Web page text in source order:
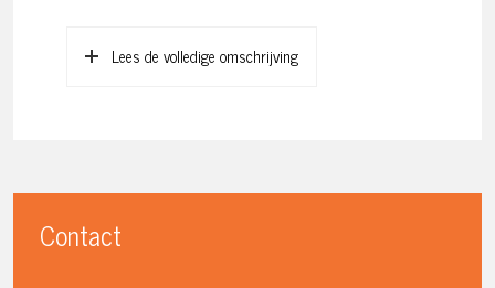
hoek is de bereikbaarheid ook nog eens optimaal. Wij laten
aparte toilet en een grote bergkast waar de wasmachine en
Lees de volledige omschrijving
Contact